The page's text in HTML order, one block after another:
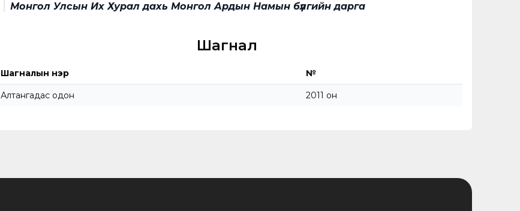
Монгол Улсын Их Хурал дахь Монгол Ардын Намын бүлгийн дарга
Шагнал
Шагналын нэр №
Алтангадас одон 2011 он